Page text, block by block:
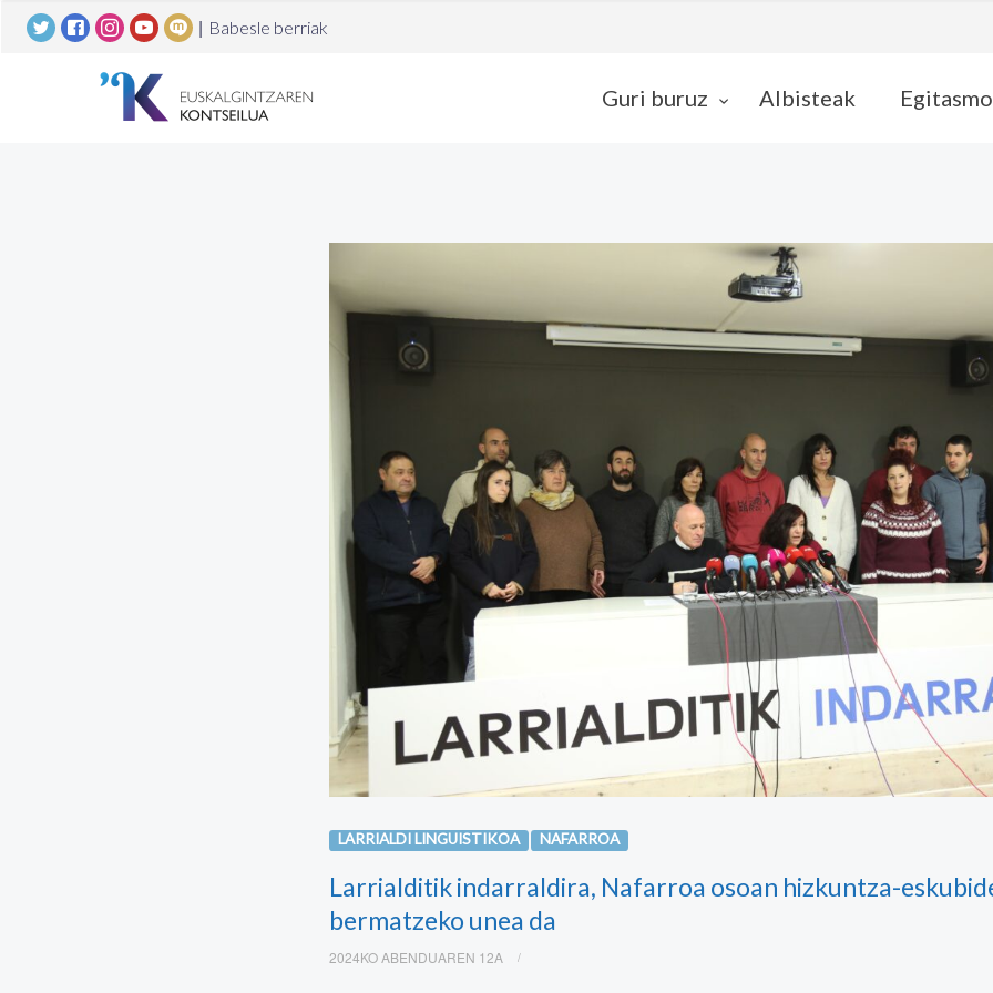
| Babesle berriak
Guri buruz Albisteak
LARRIALDI LINGUISTIKOA NAFARROA
Larrialditik indarraldira, Nafarroa osoan hizkuntza-
bermatzeko unea da
2024KO ABENDUAREN 12A